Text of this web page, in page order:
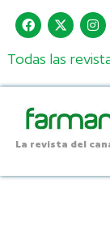
Todas las
La revista del